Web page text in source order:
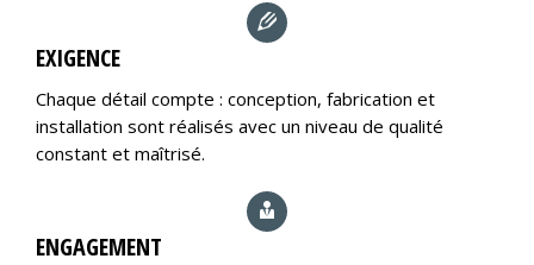
EXIGENCE
Chaque détail compte : conception, fabrication et
installation sont réalisés avec un niveau de qualité
constant et maîtrisé.
ENGAGEMENT